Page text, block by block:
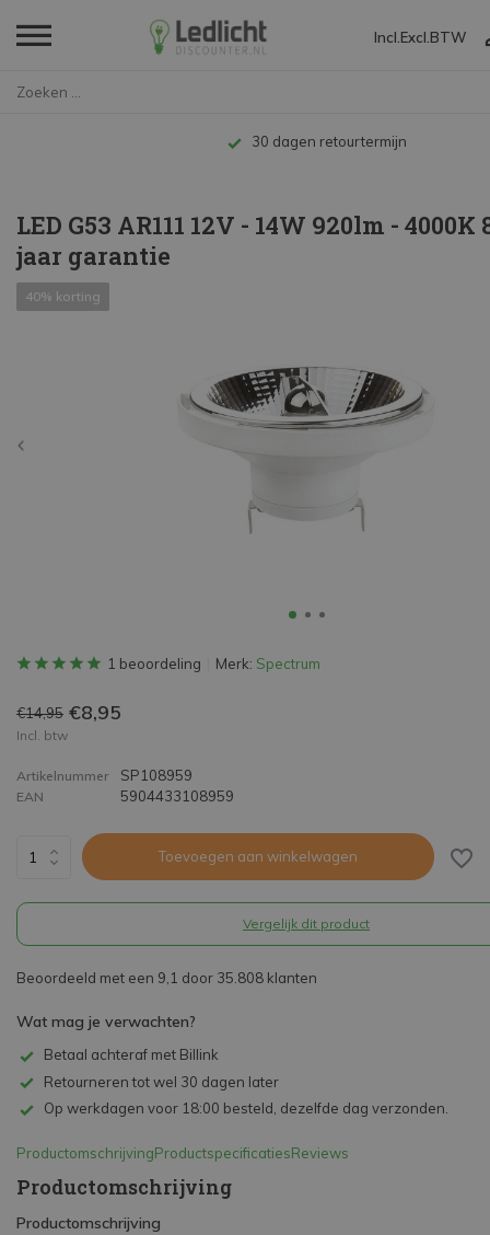
Incl. Excl. BTW
Tot 10 jaar garantie
LED G53 AR111 12V - 14W 920lm - 4000K
jaar garantie
40% korting
1 beoordeling Merk: Spectrum
€14,95 €8,95
Incl. btw
Artikelnummer SP108959
EAN 5904433108959
Toevoegen aan winkelwagen
Vergelijk dit product
Beoordeeld met een 9,1 door 35.808 klanten
Wat mag je verwachten?
Betaal achteraf met Billink
Retourneren tot wel 30 dagen later
Op werkdagen voor 18:00 besteld, dezelfde dag verzonden.
ProductomschrijvingProductspecificatiesReviews
Productomschrijving
Productomschrijving